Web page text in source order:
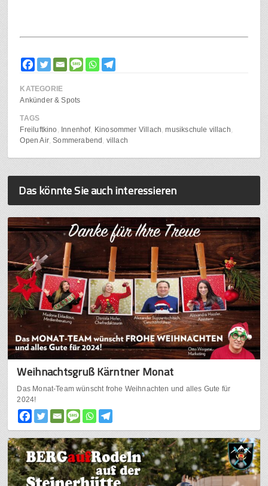
KATEGORIE
Ankünder & Spots
TAGS
Freiluftkino
Innenhof Kinosommer Villach musikschule villach
Open Air Sommerabend villach
Das könnte Sie auch interessieren
Weihnachtsgruß Kärntner Monat
Das Monat-Team wünscht frohe Weihnachten und alles Gute für
2024!